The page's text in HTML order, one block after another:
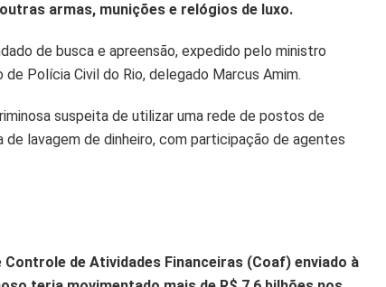
armas, munições e relógios de luxo.
de busca e apreensão, expedido pelo ministro
Polícia Civil do Rio, delegado Marcus Amim.
suspeita de utilizar uma rede de postos de
lavagem de dinheiro, com participação de agentes
de Atividades Financeiras (Coaf) enviado à